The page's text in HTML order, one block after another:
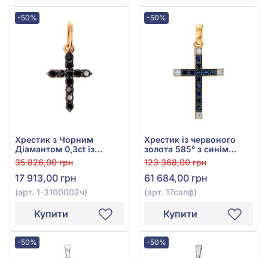
-50%
Хрестик з Чорним
Діамантом 0,3ct із
червоного золота 585°,
арт. 1-3100002ч
35 826,00 грн
17 913,00 грн
(арт. 1-3100002ч)
Купити
-50%
Хрестик із червоного
золота 585° з синім
сапфіром 1,24ct та
діамантами 0,12ct, арт.
17сапф
123 368,00 грн
61 684,00 грн
(арт. 17сапф)
Купити
-50% -50%